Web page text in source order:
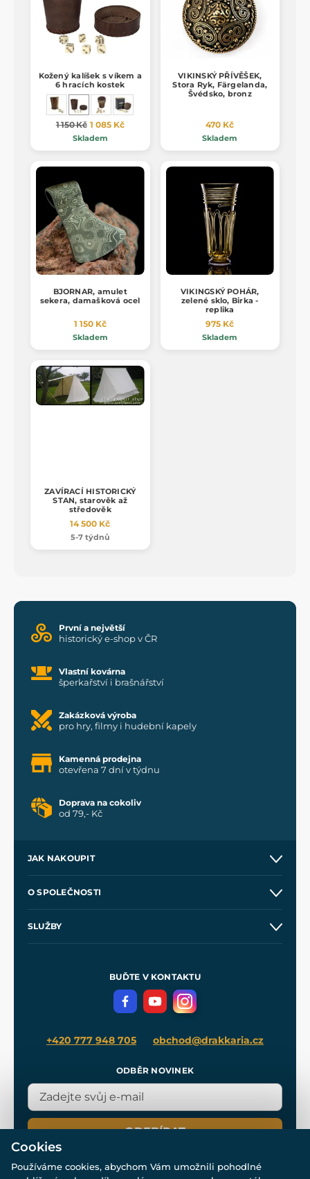
Kožený kalíšek s víkem a
6 hracích kostek
1 150 Kč 1 085 Kč
Skladem
VIKINSKÝ PŘÍVĚŠEK,
Stora Ryk, Färgelanda,
Švédsko, bronz
470 Kč
Skladem
BJORNAR, amulet
sekera, damašková ocel
1 150 Kč
Skladem
VIKINGSKÝ POHÁR,
zelené sklo, Birka -
replika
975 Kč
Skladem
ZAVÍRACÍ HISTORICKÝ
STAN, starověk až
středověk
14 500 Kč
5-7 týdnů
První a největší
historický e-shop v ČR
Vlastní kovárna
šperkařství i brašnářství
Zakázková výroba
pro hry, filmy i hudební kapely
Kamenná prodejna
otevřena 7 dní v týdnu
Doprava na cokoliv
od 79,- Kč
JAK NAKOUPIT
Velkoobchod
O SPOLEČNOSTI
SLUŽBY
Meče pro Kingdom Come
BUĎTE V KONTAKTU
+420 777 948 705 obchod@drakkaria.cz
ODBĚR NOVINEK
ODEBÍRAT
Cookies
Používáme cookies, abychom Vám umožnili pohodlné